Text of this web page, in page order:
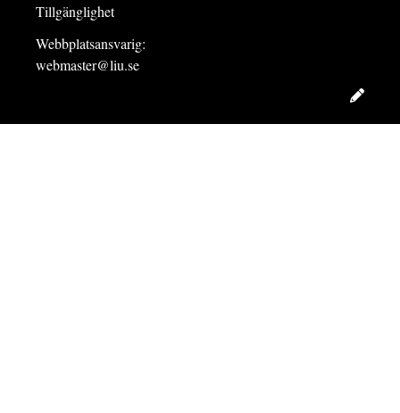
Tillgänglighet
Webbplatsansvarig:
webmaster@liu.se